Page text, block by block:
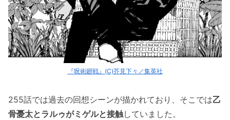
『呪術廻戦』(C)芥見下々／集英社
255話では過去の回想シーンが描かれており、そこでは乙
骨憂太とラルゥがミゲルと接触していました。